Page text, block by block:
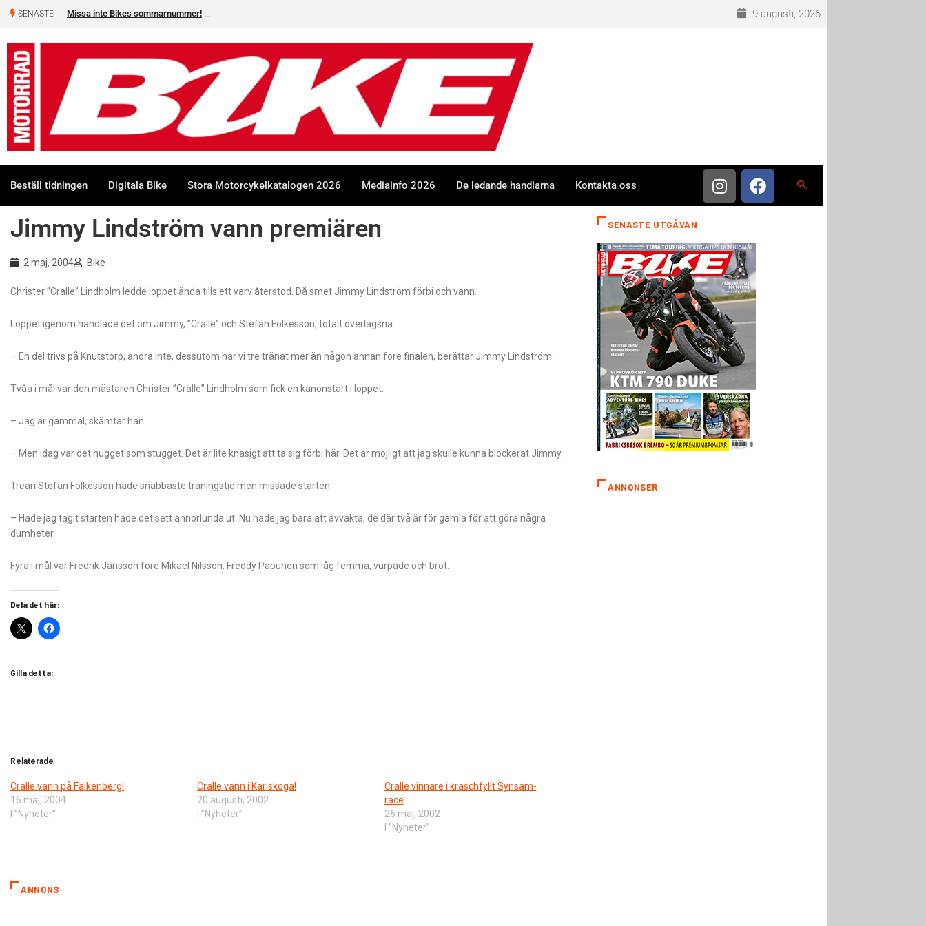
SENASTE Missa inte Bikes sommarnummer! 9 augusti, 2026
Beställ tidningen Digitala Bike Stora Motorcykelkatalogen 2026 Mediainfo 2026 De ledande handlarna Kontakta oss
Jimmy Lindström vann premiären
2 maj, 2004 Bike
Christer ”Cralle” Lindholm ledde loppet ända tills ett varv återstod. Då smet Jimmy Lindström förbi och vann.
Loppet igenom handlade det om Jimmy, ”Cralle” och Stefan Folkesson, totalt överlägsna.
– En del trivs på Knutstorp, andra inte, dessutom har vi tre tränat mer än någon annan före finalen, berättar Jimmy Lindström.
Tvåa i mål var den mästaren Christer ”Cralle” Lindholm som fick en kanonstart i loppet.
– Jag är gammal, skämtar han.
– Men idag var det hugget som stugget. Det är lite knasigt att ta sig förbi här. Det är möjligt att jag skulle kunna blockerat Jimmy.
Trean Stefan Folkesson hade snabbaste träningstid men missade starten:
– Hade jag tagit starten hade det sett annorlunda ut. Nu hade jag bara att avvakta, de där två är för gamla för att göra några
dumheter.
Fyra i mål var Fredrik Jansson före Mikael Nilsson. Freddy Papunen som låg femma, vurpade och bröt.
Dela det här:
Gilla detta:
Relaterade
Cralle vann på Falkenberg!
16 maj, 2004
I ”Nyheter”
Cralle vann i Karlskoga!
20 augusti, 2002
I ”Nyheter”
Cralle vinnare i kraschfyllt Synsam-
race
26 maj, 2002
I ”Nyheter”
ANNONS
SENASTE UTGÅVAN
ANNONSER